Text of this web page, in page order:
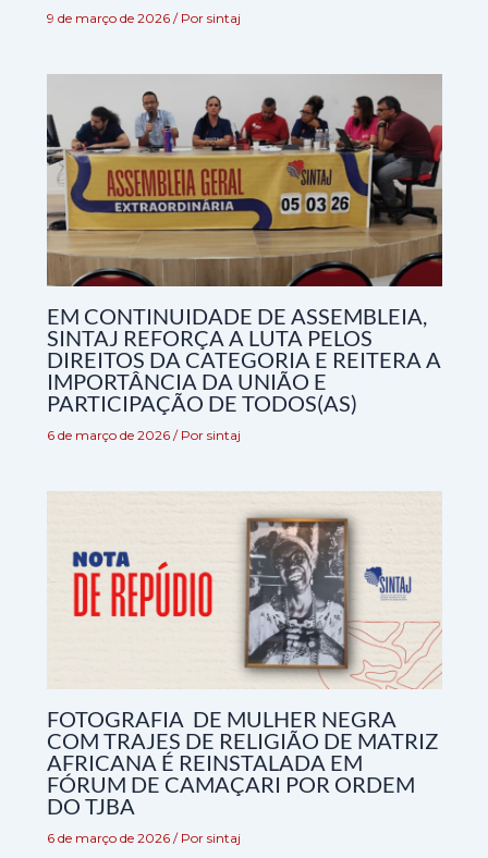
9 de março de 2026 / Por sintaj
EM CONTINUIDADE DE ASSEMBLEIA,
SINTAJ REFORÇA A LUTA PELOS
DIREITOS DA CATEGORIA E REITERA A
IMPORTÂNCIA DA UNIÃO E
PARTICIPAÇÃO DE TODOS(AS)
6 de março de 2026 / Por sintaj
FOTOGRAFIA DE MULHER NEGRA
COM TRAJES DE RELIGIÃO DE MATRIZ
AFRICANA É REINSTALADA EM
FÓRUM DE CAMAÇARI POR ORDEM
DO TJBA
6 de março de 2026 / Por sintaj